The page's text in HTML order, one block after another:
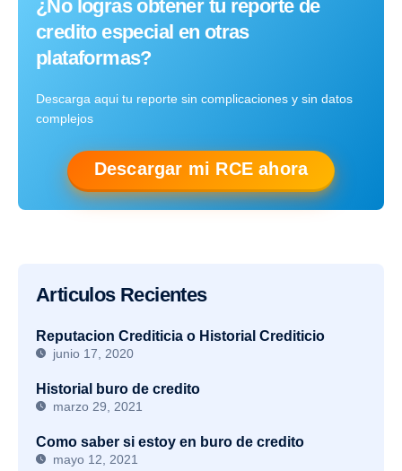
¿No logras obtener tu reporte de
credito especial en otras
plataformas?
Descarga aqui tu reporte sin complicaciones y sin datos
complejos
Descargar mi RCE ahora
Articulos Recientes
Reputacion Crediticia o Historial Crediticio
junio 17, 2020
Historial buro de credito
marzo 29, 2021
Como saber si estoy en buro de credito
mayo 12, 2021